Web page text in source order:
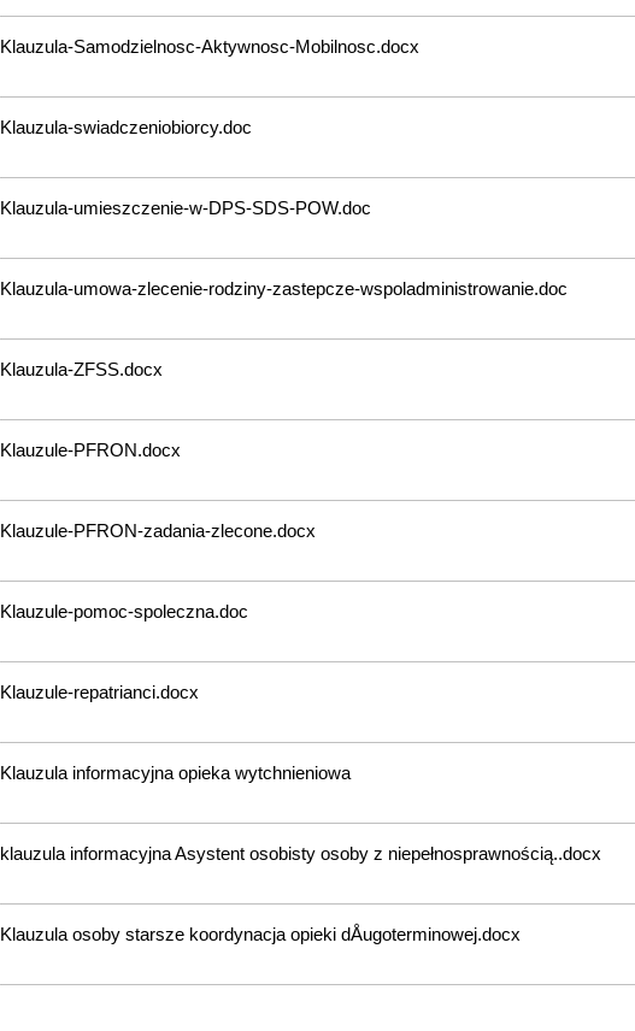
Klauzula-Samodzielnosc-Aktywnosc-Mobilnosc.docx
Klauzula-swiadczeniobiorcy.doc
Klauzula-umieszczenie-w-DPS-SDS-POW.doc
Klauzula-umowa-zlecenie-rodziny-zastepcze-wspoladministrowanie.doc
Klauzula-ZFSS.docx
Klauzule-PFRON.docx
Klauzule-PFRON-zadania-zlecone.docx
Klauzule-pomoc-spoleczna.doc
Klauzule-repatrianci.docx
Klauzula informacyjna opieka wytchnieniowa
klauzula informacyjna Asystent osobisty osoby z niepełnosprawnością..docx
Klauzula osoby starsze koordynacja opieki dÅugoterminowej.docx